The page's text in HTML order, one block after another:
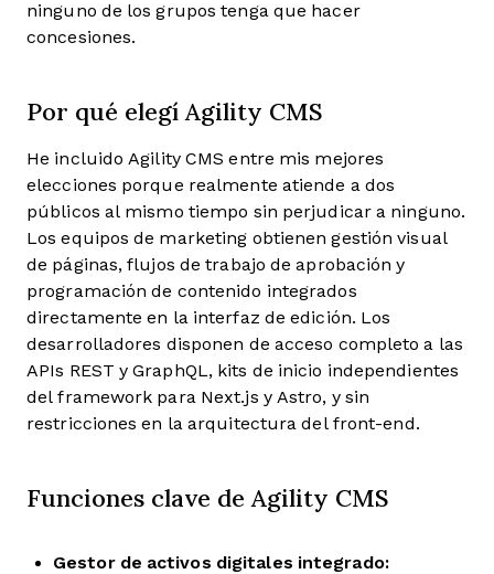
ninguno de los grupos tenga que hacer
concesiones.
Por qué elegí Agility CMS
He incluido Agility CMS entre mis mejores
elecciones porque realmente atiende a dos
públicos al mismo tiempo sin perjudicar a ninguno.
Los equipos de marketing obtienen gestión visual
de páginas, flujos de trabajo de aprobación y
programación de contenido integrados
directamente en la interfaz de edición. Los
desarrolladores disponen de acceso completo a las
APIs REST y GraphQL, kits de inicio independientes
del framework para Next.js y Astro, y sin
restricciones en la arquitectura del front-end.
Funciones clave de Agility CMS
Gestor de activos digitales integrado: